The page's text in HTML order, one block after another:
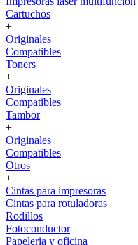
Cartuchos
+
Originales
Compatibles
Toners
+
Originales
Compatibles
Tambor
+
Originales
Compatibles
Otros
+
Cintas para impresoras
Cintas para rotuladoras
Rodillos
Fotoconductor
Papeleria y oficina